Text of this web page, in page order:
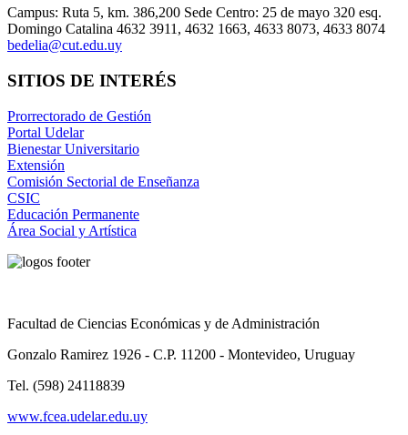
Campus: Ruta 5, km. 386,200 Sede Centro: 25 de mayo 320 esq.
Domingo Catalina 4632 3911, 4632 1663, 4633 8073, 4633 8074
bedelia@cut.edu.uy
SITIOS DE INTERÉS
Prorrectorado de Gestión
Portal Udelar
Bienestar Universitario
Extensión
Comisión Sectorial de Enseñanza
CSIC
Educación Permanente
Área Social y Artística
Facultad de Ciencias Económicas y de Administración
Gonzalo Ramirez 1926 - C.P. 11200 - Montevideo, Uruguay
Tel. (598) 24118839
www.fcea.udelar.edu.uy